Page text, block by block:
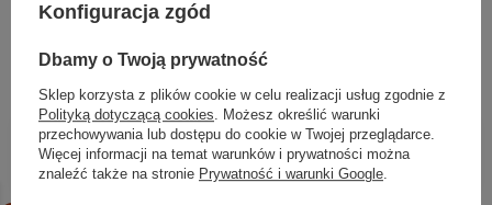
ZOBACZ RÓWNIEŻ
Wąż przyłączeniowy L-30 cm 1-2" GW-GZ z
uszczelką
8,34 zł / szt.
Konfiguracja zgód
Dbamy o Twoją prywatność
Sklep korzysta z plików cookie w celu realizacji usług zgodnie z
Polityką dotyczącą cookies . Możesz określić warunki
przechowywania lub dostępu do cookie w Twojej przeglądarce.
Więcej informacji na temat warunków i prywatności można
znaleźć także na stronie Prywatność i warunki Google